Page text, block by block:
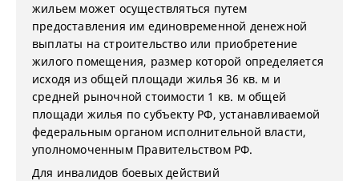
жильем может осуществляться путем
предоставления им единовременной денежной
выплаты на строительство или приобретение
жилого помещения, размер которой определяется
исходя из общей площади жилья 36 кв. м и
средней рыночной стоимости 1 кв. м общей
площади жилья по субъекту РФ, устанавливаемой
федеральным органом исполнительной власти,
уполномоченным Правительством РФ.
Для инвалидов боевых действий